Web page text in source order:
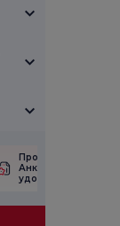
Проверете
Анкетата за
удовлетвореност.